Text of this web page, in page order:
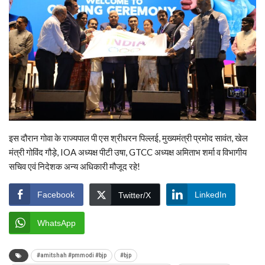
इस दौरान गोवा के राज्यपाल पी एस श्रीधरन पिल्लई, मुख्यमंत्री प्रमोद सावंत, खेल
मंत्री गोविंद गौड़े, IOA अध्यक्ष पीटी उषा, GTCC अध्यक्ष अमिताभ शर्मा व विभागीय
सचिव एवं निदेशक अन्य अधिकारी मौजूद रहे!
Facebook Twitter/X LinkedIn
WhatsApp
#amitshah #pmmodi #bjp #bjp